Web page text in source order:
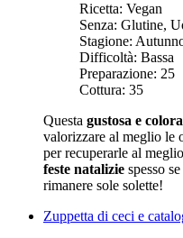
Ricetta: Vegan
Senza: Glutine,
Stagione:
Difficoltà: Bassa
Preparazione: 25
Cottura: 35
Questa gustosa e
valorizzare al meglio le
per recuperarle al
feste natalizie spesso
rimanere sole solette!
Zuppetta di ceci e